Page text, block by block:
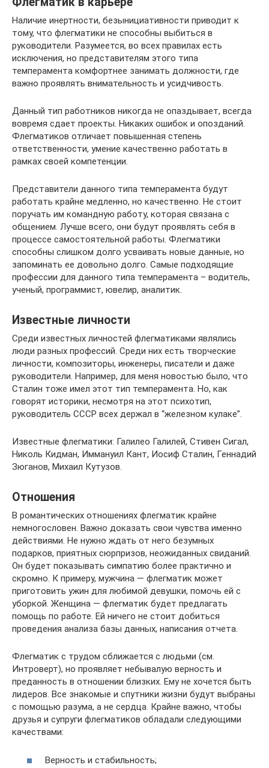
Наличие инертности, безынициативности приводит к
тому, что флегматики не способны выбиться в
руководители. Разумеется, во всех правилах есть
исключения, но представителям этого типа
темперамента комфортнее занимать должности, где
важно проявлять внимательность и усидчивость.
Данный тип работников никогда не опаздывает, всегда
вовремя сдает проекты. Никаких ошибок и опозданий.
Флегматиков отличает повышенная степень
ответственности, умение качественно работать в
рамках своей компетенции.
Представители данного типа темперамента будут
работать крайне медленно, но качественно. Не стоит
поручать им командную работу, которая связана с
общением. Лучше всего, они будут проявлять себя в
процессе самостоятельной работы. Флегматики
способны слишком долго усваивать новые данные, но
запоминать ее довольно долго. Самые подходящие
профессии для данного типа темперамента – водитель,
ученый, программист, ювелир, аналитик.
Известные личности
Среди известных личностей флегматиками являлись
люди разных профессий. Среди них есть творческие
личности, композиторы, инженеры, писатели и даже
руководители. Например, для меня новостью было, что
Сталин тоже имел этот тип темперамента. Но, как
говорят историки, несмотря на этот психотип,
руководитель СССР всех держал в “железном кулаке”.
Известные флегматики: Галилео Галилей, Стивен Сигал,
Николь Кидман, Иммануил Кант, Иосиф Сталин, Геннадий
Зюганов, Михаил Кутузов.
Отношения
В романтических отношениях флегматик крайне
немногословен. Важно доказать свои чувства именно
действиями. Не нужно ждать от него безумных
подарков, приятных сюрпризов, неожиданных свиданий.
Он будет показывать симпатию более практично и
скромно. К примеру, мужчина — флегматик может
приготовить ужин для любимой девушки, помочь ей с
уборкой. Женщина — флегматик будет предлагать
помощь по работе. Ей ничего не стоит добиться
проведения анализа базы данных, написания отчета.
Флегматик с трудом сближается с людьми (см.
Интроверт), но проявляет небывалую верность и
преданность в отношении близких. Ему не хочется быть
лидеров. Все знакомые и спутники жизни будут выбраны
с помощью разума, а не сердца. Крайне важно, чтобы
друзья и супруги флегматиков обладали следующими
качествами:
Верность и стабильность;